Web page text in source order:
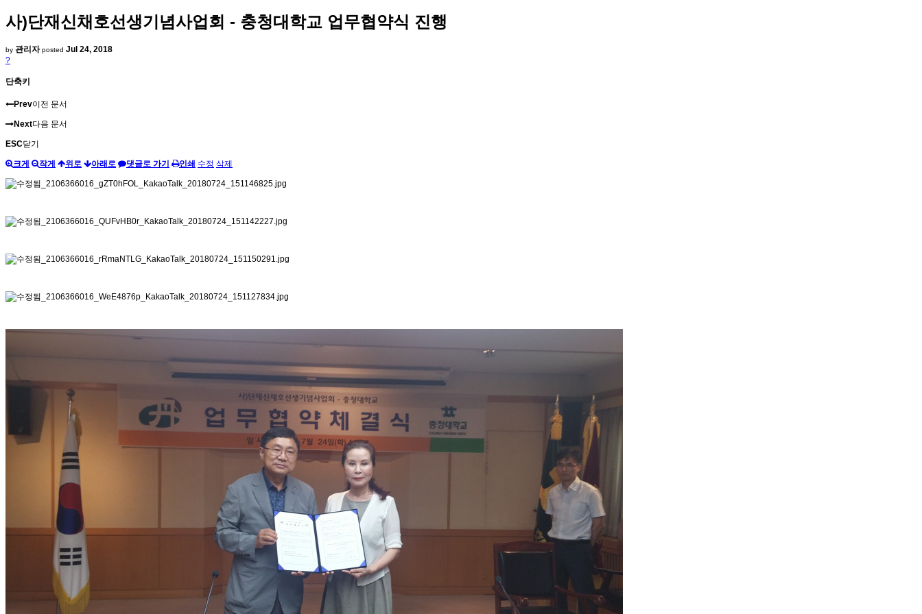
사)단재신채호선생기념사업회 - 충청대학교 업무협약식 진행
by 관리자 posted Jul 24, 2018
?
단축키
Prev이전 문서
Next다음 문서
ESC닫기
크게 작게 위로 아래로 댓글로 가기 인쇄 수정 삭제